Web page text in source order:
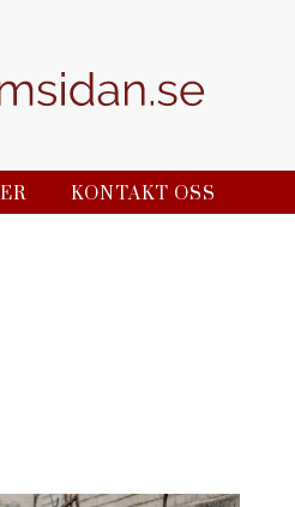
KONTAKT OSS